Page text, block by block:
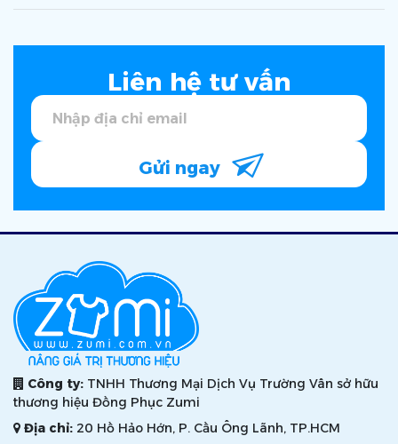
Liên hệ tư vấn
Gửi ngay
Công ty: TNHH Thương Mại Dịch Vụ Trường Vân sở hữu
thương hiệu Đồng Phục Zumi
Địa chỉ: 20 Hồ Hảo Hớn, P. Cầu Ông Lãnh, TP.HCM